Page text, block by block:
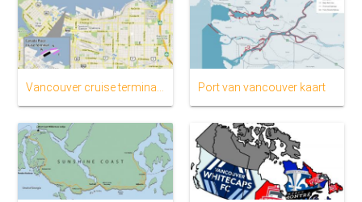
Port van vancouver kaart